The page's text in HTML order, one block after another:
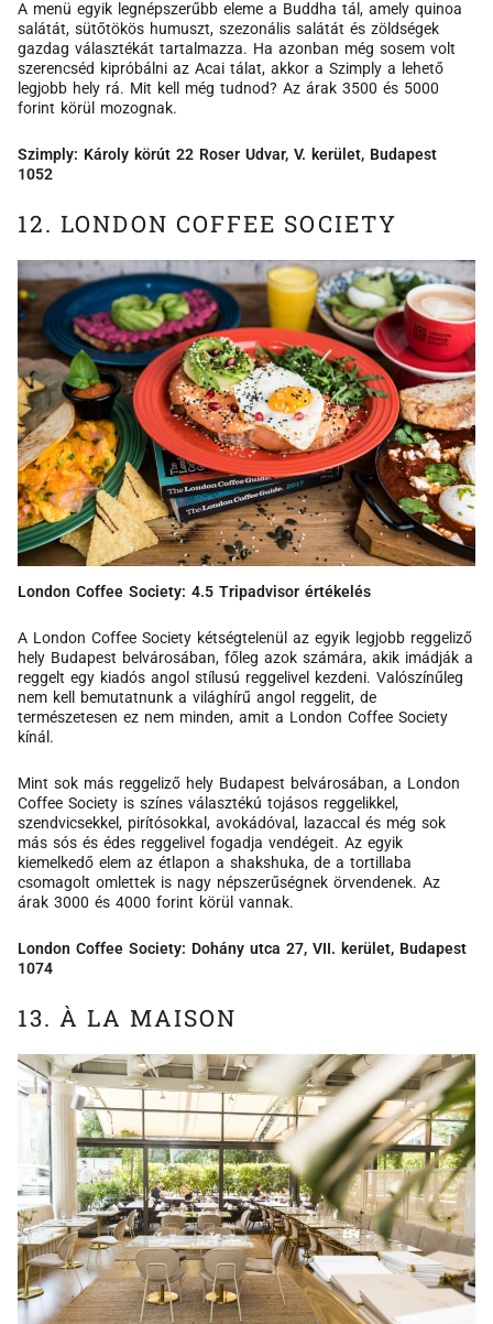
A menü egyik legnépszerűbb eleme a Buddha tál, amely quinoa
salátát, sütőtökös humuszt, szezonális salátát és zöldségek
gazdag választékát tartalmazza. Ha azonban még sosem volt
szerencséd kipróbálni az Acai tálat, akkor a Szimply a lehető
legjobb hely rá. Mit kell még tudnod? Az árak 3500 és 5000
forint körül mozognak.
Szimply: Károly körút 22 Roser Udvar, V. kerület, Budapest
1052
12. LONDON COFFEE SOCIETY
London Coffee Society: 4.5 Tripadvisor értékelés
A London Coffee Society kétségtelenül az egyik legjobb reggeliző
hely Budapest belvárosában, főleg azok számára, akik imádják a
reggelt egy kiadós angol stílusú reggelivel kezdeni. Valószínűleg
nem kell bemutatnunk a világhírű angol reggelit, de
természetesen ez nem minden, amit a London Coffee Society
kínál.
Mint sok más reggeliző hely Budapest belvárosában, a London
Coffee Society is színes választékú tojásos reggelikkel,
szendvicsekkel, pirítósokkal, avokádóval, lazaccal és még sok
más sós és édes reggelivel fogadja vendégeit. Az egyik
kiemelkedő elem az étlapon a shakshuka, de a tortillaba
csomagolt omlettek is nagy népszerűségnek örvendenek. Az
árak 3000 és 4000 forint körül vannak.
London Coffee Society: Dohány utca 27, VII. kerület, Budapest
1074
13. À LA MAISON